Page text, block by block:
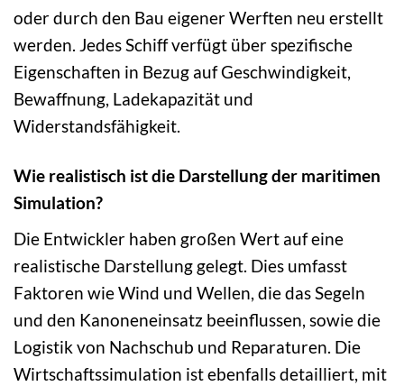
oder durch den Bau eigener Werften neu erstellt
werden. Jedes Schiff verfügt über spezifische
Eigenschaften in Bezug auf Geschwindigkeit,
Bewaffnung, Ladekapazität und
Widerstandsfähigkeit.
Wie realistisch ist die Darstellung der maritimen
Simulation?
Die Entwickler haben großen Wert auf eine
realistische Darstellung gelegt. Dies umfasst
Faktoren wie Wind und Wellen, die das Segeln
und den Kanoneneinsatz beeinflussen, sowie die
Logistik von Nachschub und Reparaturen. Die
Wirtschaftssimulation ist ebenfalls detailliert, mit